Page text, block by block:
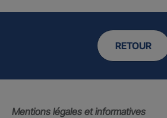
RETOUR
Mentions légales et informatives